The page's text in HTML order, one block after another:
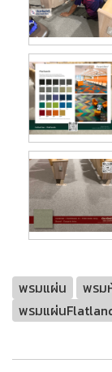
พรมแผ่น พรม
พรมแผ่น